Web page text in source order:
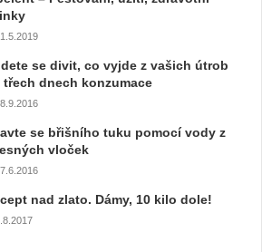
se divit, co vyjde z vašich útrob
třech dnech konzumace
se břišního tuku pomocí vody z
vloček
nad zlato. Dámy, 10 kilo dole!